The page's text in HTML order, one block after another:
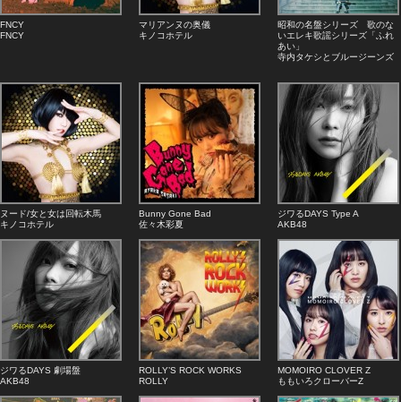
FNCY
FNCY
マリアンヌの奥儀
キノコホテル
昭和の名盤シリーズ 歌のな
いエレキ歌謡シリーズ「ふれ
あい」
寺内タケシとブルージーンズ
ヌード/女と女は回転木馬
キノコホテル
Bunny Gone Bad
佐々木彩夏
ジワるDAYS Type A
AKB48
ジワるDAYS 劇場盤
AKB48
ROLLY’S ROCK WORKS
ROLLY
MOMOIRO CLOVER Z
ももいろクローバーZ